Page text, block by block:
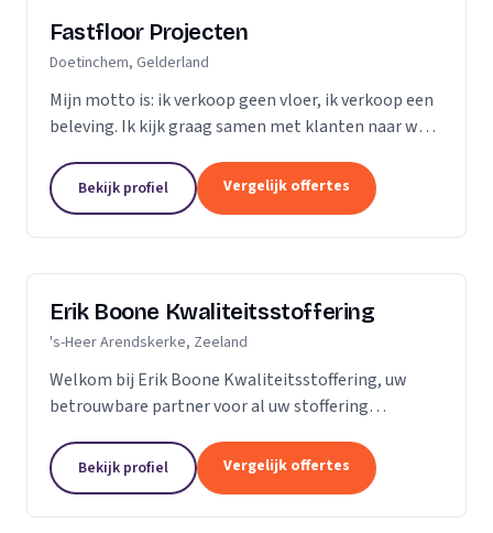
Fastfloor Projecten
Doetinchem, Gelderland
Mijn motto is: ik verkoop geen vloer, ik verkoop een
beleving. Ik kijk graag samen met klanten naar wat
luister. Niet de stalen of onze showroom,...
Bekijk profiel Vergelijk offertes
Erik Boone Kwaliteitsstoffering
's-Heer Arendskerke, Zeeland
Welkom bij Erik Boone Kwaliteitsstoffering, uw
betrouwbare partner voor al uw stoffering
gespecialiseerd in de stoffering van vloeren en alle
soorten...
Bekijk profiel Vergelijk offertes